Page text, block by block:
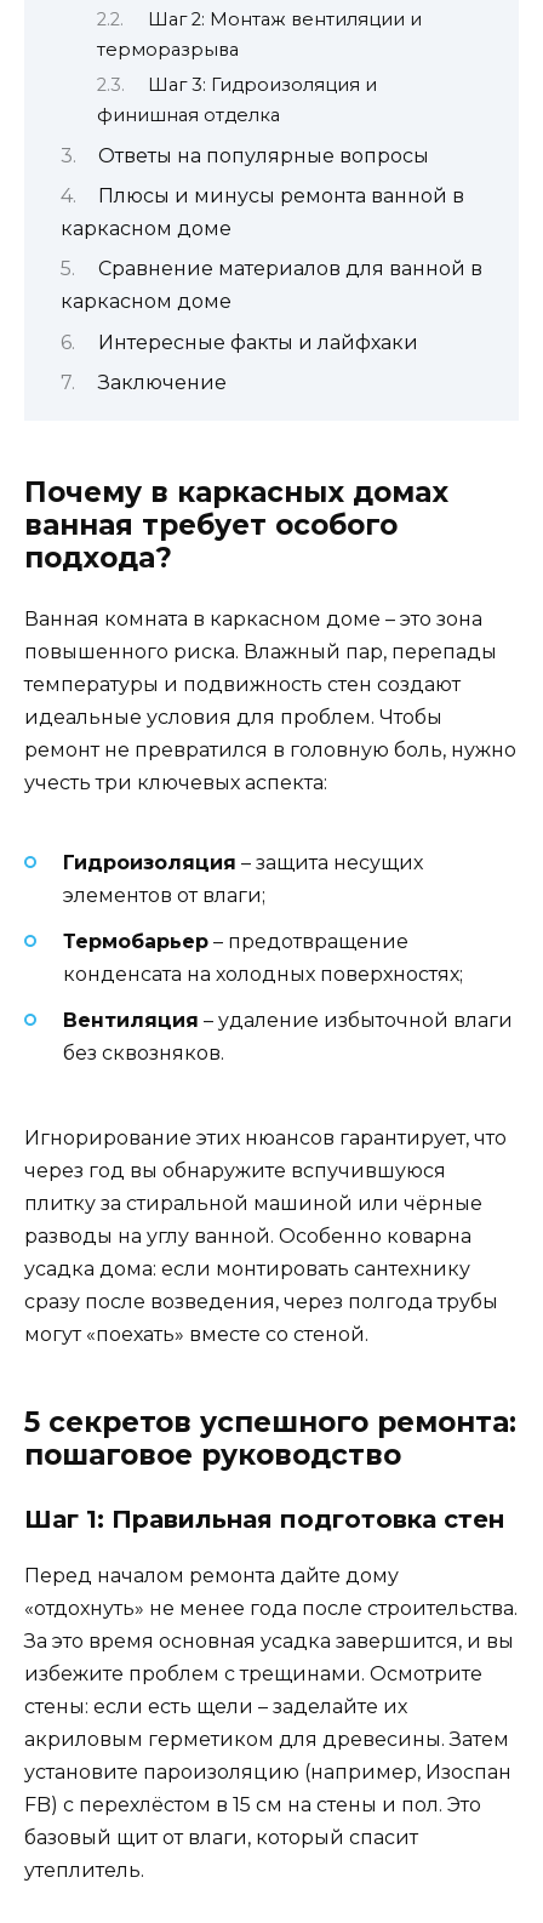
Шаг 2: Монтаж вентиляции и
терморазрыва
Шаг 3: Гидроизоляция и
финишная отделка
Ответы на популярные вопросы
Плюсы и минусы ремонта ванной в
каркасном доме
Сравнение материалов для ванной в
каркасном доме
Интересные факты и лайфхаки
Заключение
Почему в каркасных домах
ванная требует особого
подхода?
Ванная комната в каркасном доме – это зона
повышенного риска. Влажный пар, перепады
температуры и подвижность стен создают
идеальные условия для проблем. Чтобы
ремонт не превратился в головную боль, нужно
учесть три ключевых аспекта:
Гидроизоляция – защита несущих
элементов от влаги;
Термобарьер – предотвращение
конденсата на холодных поверхностях;
Вентиляция – удаление избыточной влаги
без сквозняков.
Игнорирование этих нюансов гарантирует, что
через год вы обнаружите вспучившуюся
плитку за стиральной машиной или чёрные
разводы на углу ванной. Особенно коварна
усадка дома: если монтировать сантехнику
сразу после возведения, через полгода трубы
могут «поехать» вместе со стеной.
5 секретов успешного ремонта:
пошаговое руководство
Шаг 1: Правильная подготовка стен
Перед началом ремонта дайте дому
«отдохнуть» не менее года после строительства.
За это время основная усадка завершится, и вы
избежите проблем с трещинами. Осмотрите
стены: если есть щели – заделайте их
акриловым герметиком для древесины. Затем
установите пароизоляцию (например, Изоспан
FB) с перехлёстом в 15 см на стены и пол. Это
базовый щит от влаги, который спасит
утеплитель.